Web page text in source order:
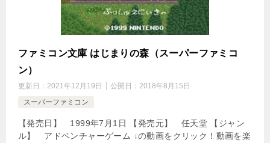
ファミコン文庫 はじまりの森（スーパーファミコ
ン）
更新日： 2021年12月19日 公開日： 2018年8月15日
スーパーファミコン
【発売日】 1999年7月1日 【発売元】 任天堂 【ジャン
ル】 アドベンチャーゲーム ↓の動画をクリック！動画を楽